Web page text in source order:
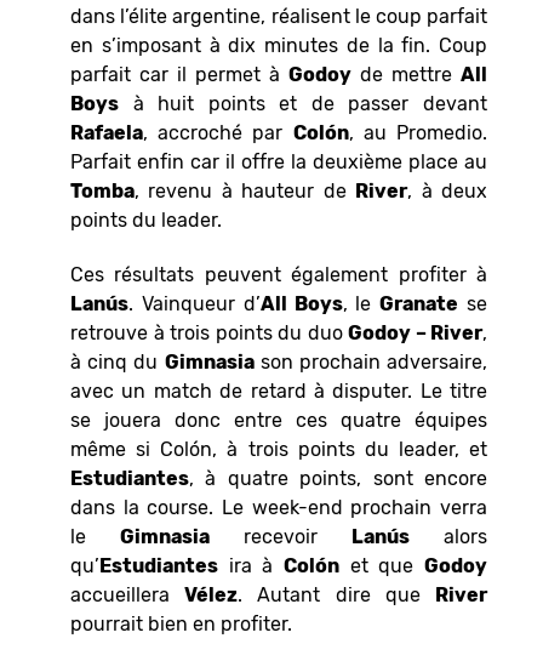
dans l’élite argentine, réalisent le coup parfait
en s’imposant à dix minutes de la fin. Coup
parfait car il permet à Godoy de mettre All
Boys à huit points et de passer devant
Rafaela, accroché par Colón, au Promedio.
Parfait enfin car il offre la deuxième place au
Tomba, revenu à hauteur de River, à deux
points du leader.
Ces résultats peuvent également profiter à
Lanús. Vainqueur d’All Boys, leGranate se
retrouve à trois points du duo Godoy – River,
à cinq du Gimnasiason prochain adversaire,
avec un match de retard à disputer. Le titre
se jouera donc entre ces quatre équipes
même si Colón, à trois points du leader, et
Estudiantes, à quatre points, sont encore
dans la course. Le week-end prochain verra
le Gimnasia recevoir Lanús alors
qu’Estudiantes ira à Colón et que Godoy
accueilleraVélez. Autant dire que River
pourrait bien en profiter.